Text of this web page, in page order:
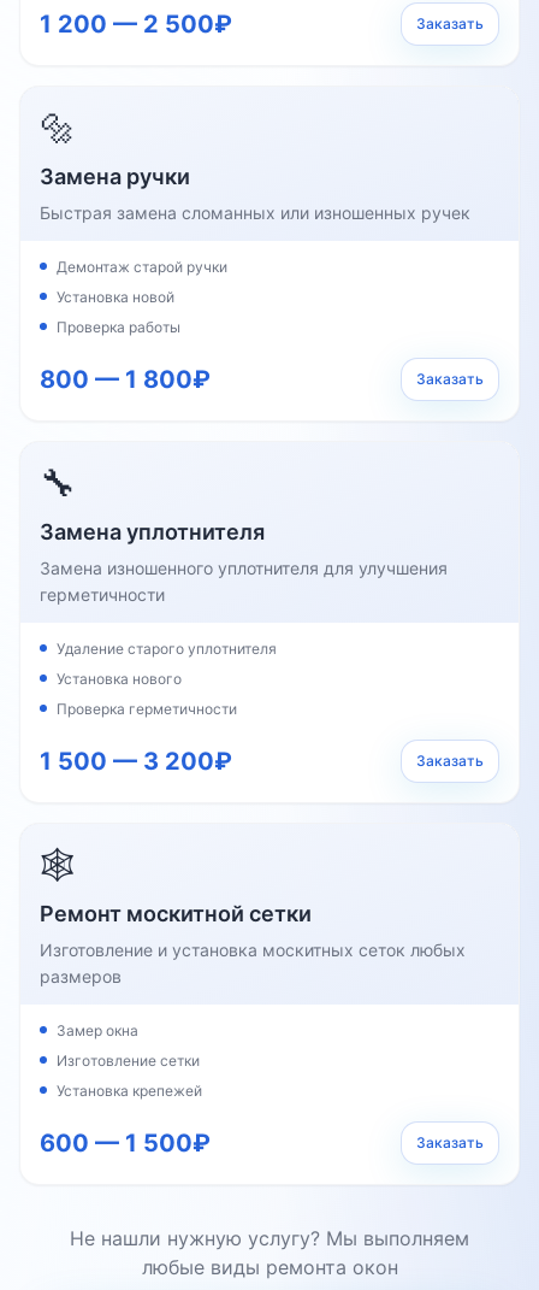
1 200 — 2 500₽ Заказать
🔩
Замена ручки
Быстрая замена сломанных или изношенных ручек
Демонтаж старой ручки
Установка новой
Проверка работы
800 — 1 800₽ Заказать
🔧
Замена уплотнителя
Замена изношенного уплотнителя для улучшения
герметичности
Удаление старого уплотнителя
Установка нового
Проверка герметичности
1 500 — 3 200₽ Заказать
🕸️
Ремонт москитной сетки
Изготовление и установка москитных сеток любых
размеров
Замер окна
Изготовление сетки
Установка крепежей
600 — 1 500₽ Заказать
Не нашли нужную услугу? Мы выполняем
любые виды ремонта окон